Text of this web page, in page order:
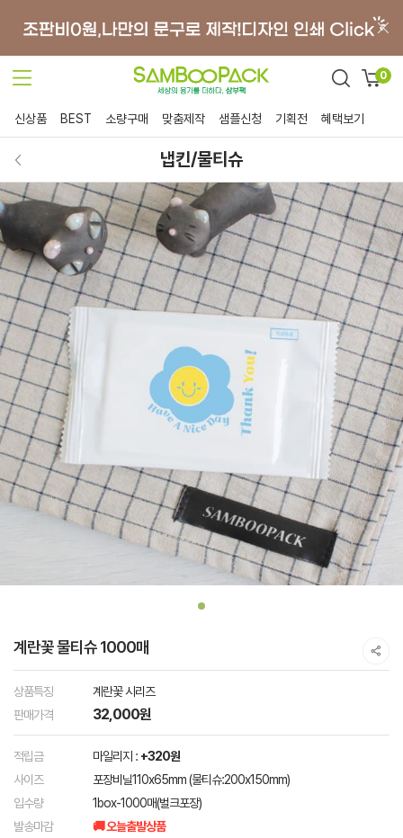
0
신상품 BEST 소량구매 맞춤제작 샘플신청 기획전 혜택보기
냅킨/물티슈
계란꽃 물티슈 1000매
상품특징
계란꽃 시리즈
판매가격
32,000원
적립금 마일리지 : +320원
사이즈
포장비닐110x65mm (물티슈:200x150mm)
입수량
1box-1000매(벌크포장)
발송마감
🚚 오늘출발상품